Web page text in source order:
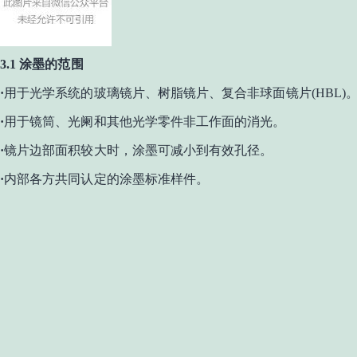
3.1 涂墨的范围
·用于光学系统的玻璃镜片、树脂镜片、复合非球面镜片(HBL)
·用于镜筒、光阑和其他光学零件非工作面的消光。
·镜片边部面积较大时，涂墨可减小到有效孔径。
·内部各方共同认定的涂墨标准样件。